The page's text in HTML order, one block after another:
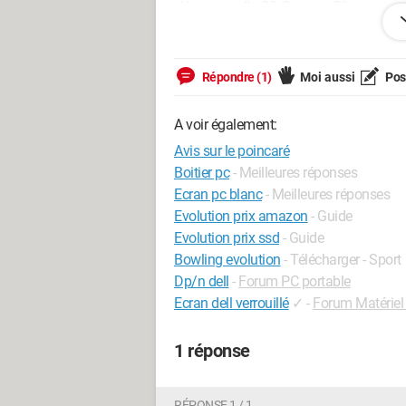
- Une nouvelle CG Gamme 50xx
- L'alimentation actuelle de 460w il me
Sachant que j'ai un SSD NVMe, un
HBFS
Répondre (1) Moi aussi
A voir également:
Avis sur le poincaré
Boitier pc - Meilleures réponses
Ecran pc blanc - Meilleures réponses
Evolution prix amazon - Guide
Evolution prix ssd - Guide
Bowling evolution - Télécharger - Sport
Dp/n dell - Forum PC portable
Ecran dell verrouillé ✓ - Forum
1 réponse